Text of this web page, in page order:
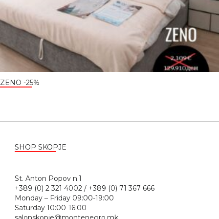
ZENO -25%
SHOP SKOPJE
St. Anton Popov n.1
+389 (0) 2 321 4002 / +389 (0) 71 367 666
Monday – Friday 09:00-19:00
Saturday 10:00-16:00